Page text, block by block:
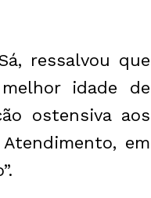
ressalvou que
idade de
ostensiva aos
em